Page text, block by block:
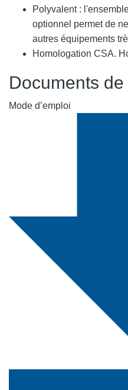
Polyvalent :
optionnel permet de
autres équipements
Homologation CSA.
Documents
Mode d’emploi